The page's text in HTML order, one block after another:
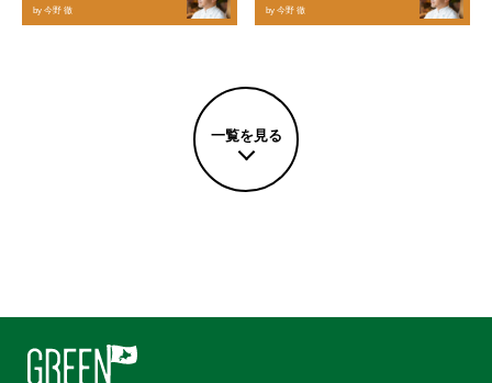
by 今野 徹
by 今野 徹
一覧を見る